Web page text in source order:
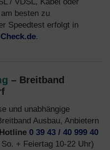
besten zu
Speedtest erfolgt in
.
– Breitband
und unabhängige
Ausbau, Anbietern
Hotline 0 39 43 / 40 999 40
+ Feiertag 10-22 Uhr)